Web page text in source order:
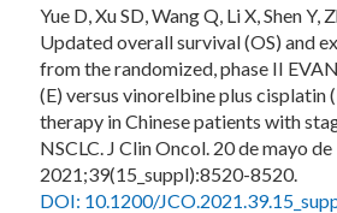
Yue D, Xu SD, Wang Q, Li X, Shen Y,
Updated overall survival (OS) and
from the randomized, phase II
(E) versus vinorelbine plus cisplatin
therapy in Chinese patients with
NSCLC. J Clin Oncol. 20 de mayo de
2021;39(15_suppl):8520-8520.
DOI: 10.1200/